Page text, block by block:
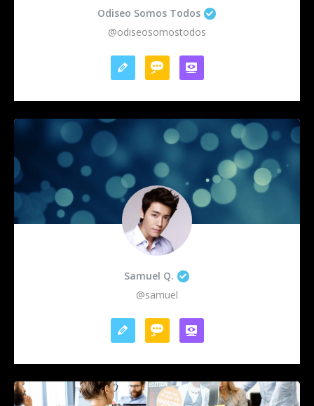
Odiseo Somos Todos
@odiseosomostodos
Samuel Q.
@samuel